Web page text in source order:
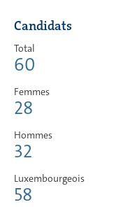
Candidats
Total
60
Femmes
28
Hommes
32
Luxembourgeois
58